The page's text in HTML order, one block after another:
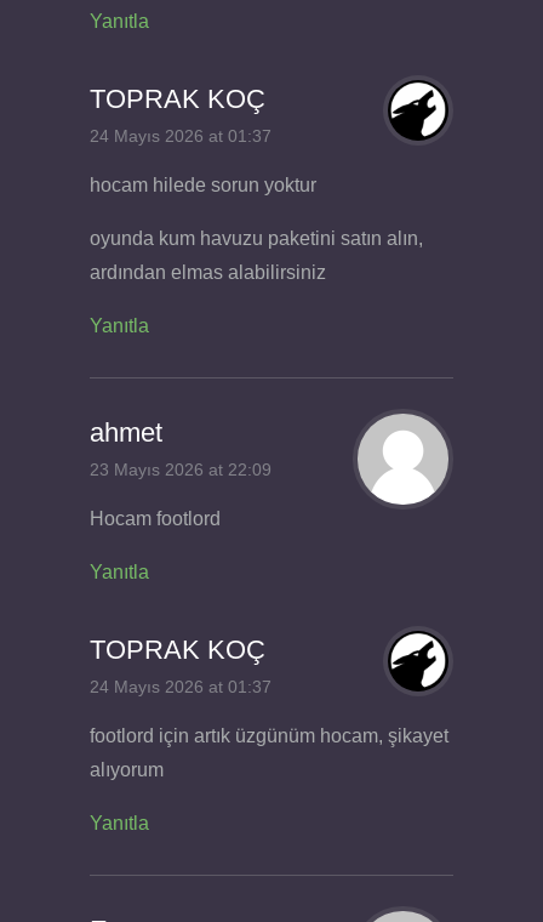
Yanıtla
TOPRAK KOÇ
24 Mayıs 2026 at 01:37
hocam hilede sorun yoktur
oyunda kum havuzu paketini satın alın,
ardından elmas alabilirsiniz
Yanıtla
ahmet
23 Mayıs 2026 at 22:09
Hocam footlord
Yanıtla
TOPRAK KOÇ
24 Mayıs 2026 at 01:37
footlord için artık üzgünüm hocam, şikayet
alıyorum
Yanıtla